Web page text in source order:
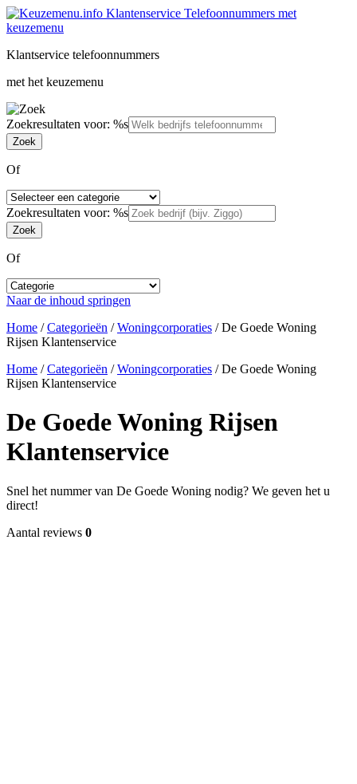
Klantservice telefoonnummers
met het keuzemenu
Zoekresultaten voor: %s
Of
Zoekresultaten voor: %s
Of
Naar de inhoud springen
Home /Categorieën /Woningcorporaties /De Goede Woning
Rijsen Klantenservice
Home /Categorieën /Woningcorporaties /De Goede Woning
Rijsen Klantenservice
De Goede Woning Rijsen
Klantenservice
Snel het nummer van De Goede Woning nodig? We geven het u
direct!
Aantal reviews 0